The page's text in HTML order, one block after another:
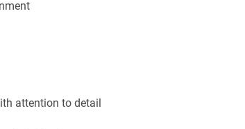
attention to detail